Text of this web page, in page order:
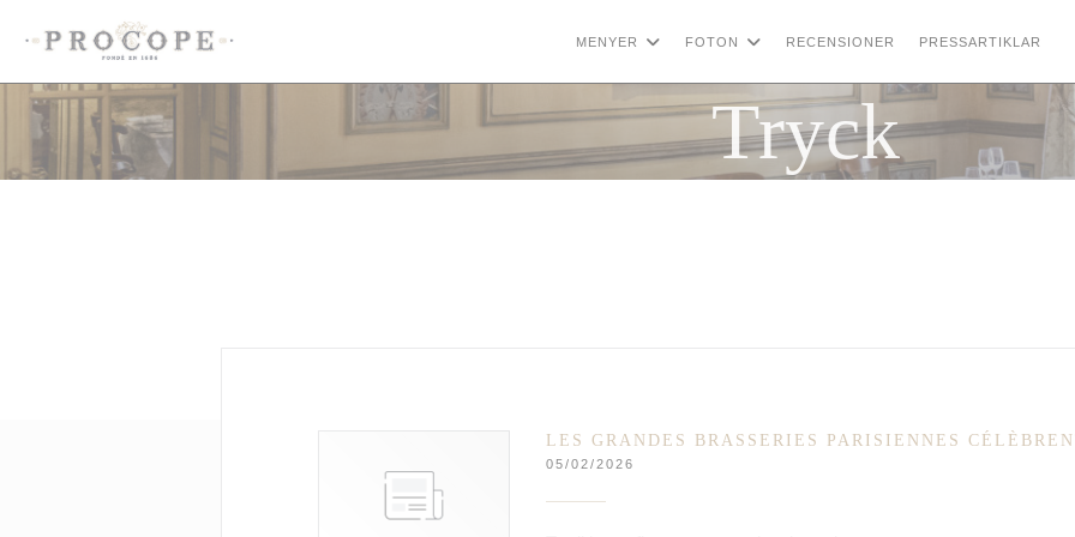
Cookie- hanteringspanel
MENYER FOTON RECENSIONER
PRESSARTIKLAR
Tryck
LES GRANDES BRASSERIES PARISIENNES
05/02/2026